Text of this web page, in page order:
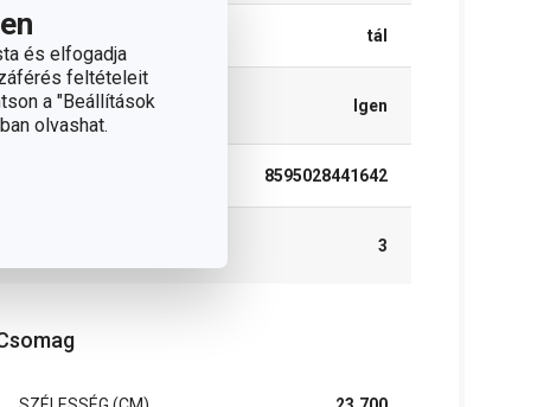
és elfogadja
feltételeit
a "Beállítások
olvashat.
TÍPUS tál
TISZTÍTÁS
MOSOGATÓGÉPBEN
Igen
8595028441642
3